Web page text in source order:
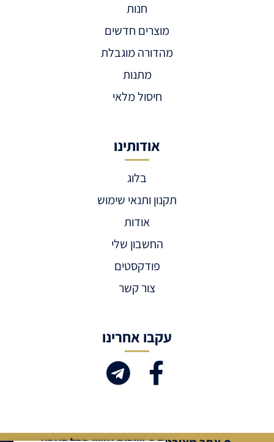
חנות
מוצרים חדשים
מהדורה מוגבלת
מתנות
חיסול מלאי
אודותינו
בלוג
תקנון ותנאי שימוש
אודות
החשבון שלי
פודקסטים
צור קשר
עקבו אחרינו